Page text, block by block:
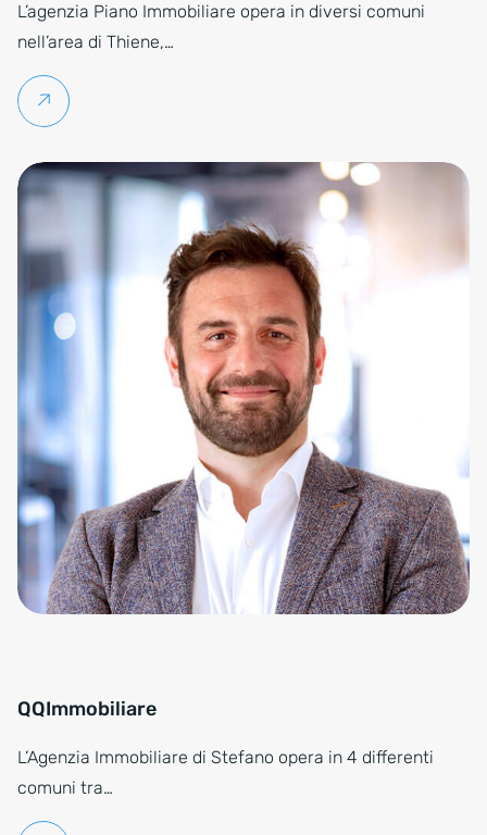
L’agenzia Piano Immobiliare opera in diversi comuni
nell’area di Thiene,…
Per saperne di più
QQImmobiliare
L’Agenzia Immobiliare di Stefano opera in 4 differenti
comuni tra…